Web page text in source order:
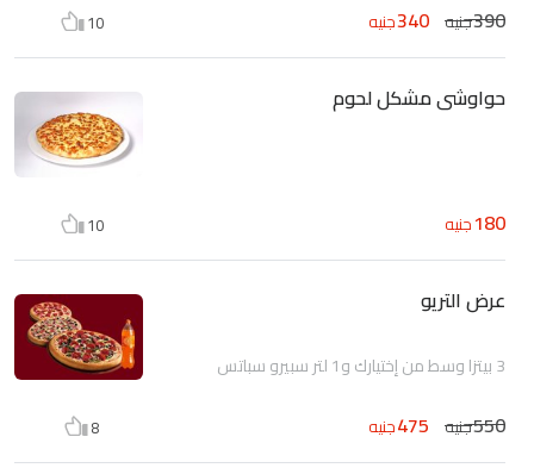
390جنيه 340جنيه 10
حواوشى مشكل لحوم
180جنيه 10
عرض التريو
3 بيتزا وسط من إختيارك و1 لتر سبيرو سباتس
550جنيه 475جنيه 8